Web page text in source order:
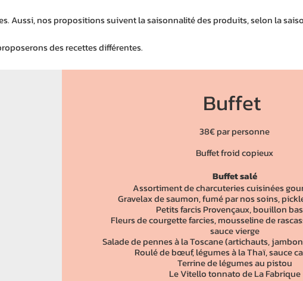
Aussi, nos propositions suivent la saisonnalité des produits, selon la
des recettes différentes.
Buffet
38€ par personne
Buffet froid copieux
Buffet salé
Assortiment de charcuteries cuisinées
Gravelax de saumon, fumé par nos soins,
Petits farcis Provençaux, bouillon
Fleurs de courgette farcies, mousseline de
sauce vierge
Salade de pennes à la Toscane (artichauts,
Roulé de bœuf, légumes à la Thaï, sauce
Terrine de légumes au pistou
Le Vitello tonnato de La Fabrique